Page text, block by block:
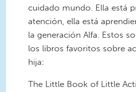
cuidado mundo. Ella está
atención, ella está
la generación Alfa. Estos
los libros favoritos sobre
hija:
The Little Book of Little